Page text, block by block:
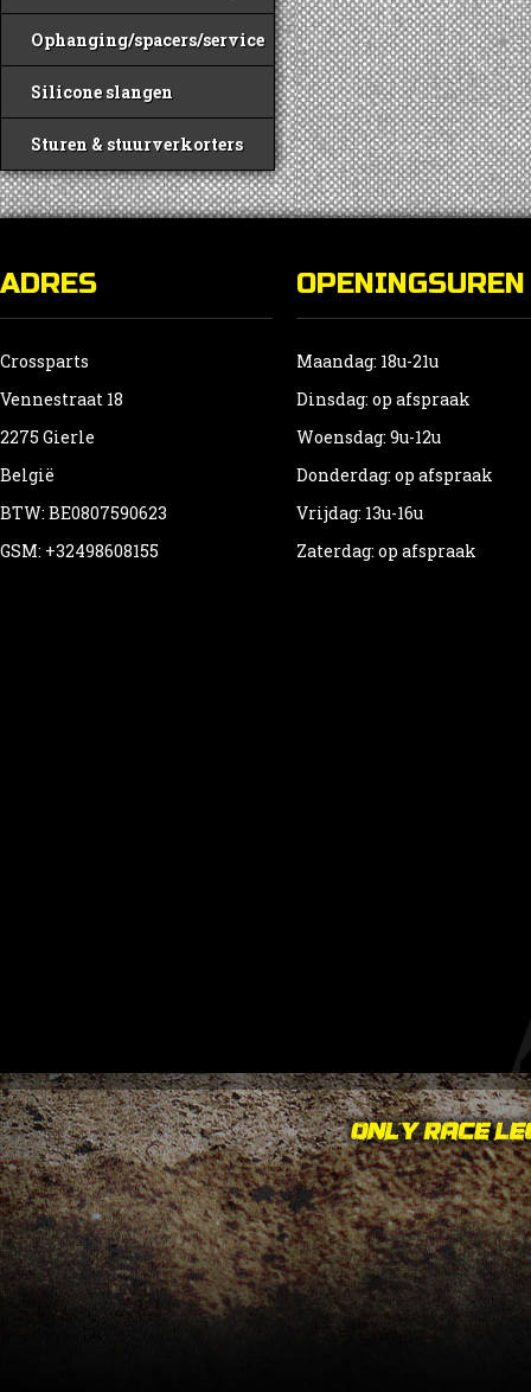
Ophanging/spacers/service
Silicone slangen
Sturen & stuurverkorters
ADRES
Crossparts
Vennestraat 18
2275 Gierle
België
BTW: BE0807590623
GSM: +32498608155
OPENINGSUREN
Maandag: 18u-21u
Dinsdag: op afspraak
Woensdag: 9u-12u
Donderdag: op afspraak
Vrijdag: 13u-16u
Zaterdag: op afspraak